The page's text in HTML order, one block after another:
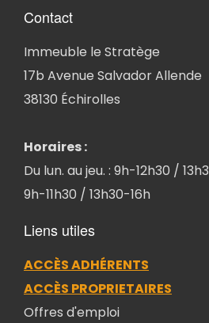
Contact
Immeuble le Stratège
17b Avenue Salvador Allende
38130 Échirolles
Horaires :
Du lun. au jeu. : 9h-12h30 /
9h-11h30 / 13h30-16h
Liens utiles
ACCÈS ADHÉRENTS
ACCÈS PROPRIETAIRES
Offres d'emploi